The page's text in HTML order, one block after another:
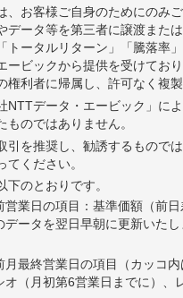
、お客様ご自身のためにのみ
データ等を第三者に譲渡また
トータルリターン」「騰落
ービックから提供を受けてお
権利者に帰属し、許可なく複
NTTデータ・エービック」に
のではありません。
引を推奨し、勧誘するもので
ください。
のとおりです。
営業日の項目：基準価額（前
ータを翌日早朝に更新いた
月最終営業日の項目（カッコ
オ（月初第6営業日までに）